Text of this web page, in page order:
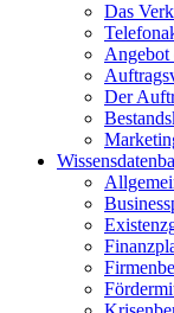
Das
Angebot
Der